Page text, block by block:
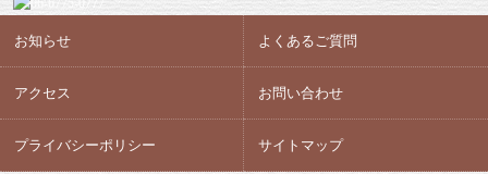
お知らせ よくあるご質問
アクセス お問い合わせ
プライバシーポリシー サイトマップ